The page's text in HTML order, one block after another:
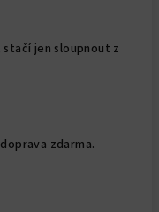
jen sloupnout z
zdarma.